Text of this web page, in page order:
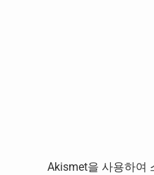
Akismet을 사용하여